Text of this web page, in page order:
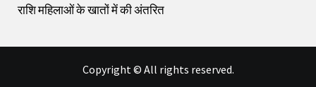
राशि महिलाओं के खातों में की अंतरित
Copyright © All rights reserved.